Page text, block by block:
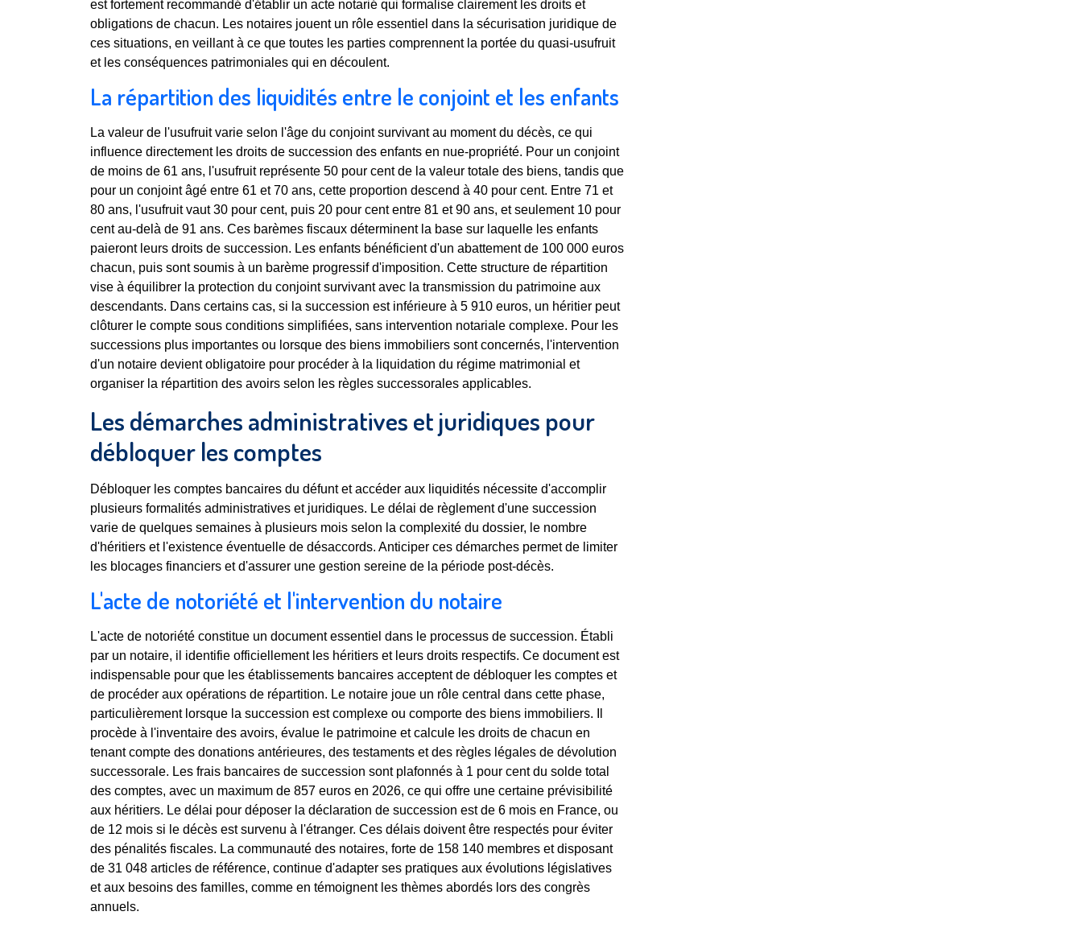
est fortement recommandé d'établir un acte notarié qui formalise clairement les droits et
obligations de chacun. Les notaires jouent un rôle essentiel dans la sécurisation juridique de
ces situations, en veillant à ce que toutes les parties comprennent la portée du quasi-usufruit
et les conséquences patrimoniales qui en découlent.
La répartition des liquidités entre le conjoint et les enfants
La valeur de l'usufruit varie selon l'âge du conjoint survivant au moment du décès, ce qui
influence directement les droits de succession des enfants en nue-propriété. Pour un conjoint
de moins de 61 ans, l'usufruit représente 50 pour cent de la valeur totale des biens, tandis que
pour un conjoint âgé entre 61 et 70 ans, cette proportion descend à 40 pour cent. Entre 71 et
80 ans, l'usufruit vaut 30 pour cent, puis 20 pour cent entre 81 et 90 ans, et seulement 10 pour
cent au-delà de 91 ans. Ces barèmes fiscaux déterminent la base sur laquelle les enfants
paieront leurs droits de succession. Les enfants bénéficient d'un abattement de 100 000 euros
chacun, puis sont soumis à un barème progressif d'imposition. Cette structure de répartition
vise à équilibrer la protection du conjoint survivant avec la transmission du patrimoine aux
descendants. Dans certains cas, si la succession est inférieure à 5 910 euros, un héritier peut
clôturer le compte sous conditions simplifiées, sans intervention notariale complexe. Pour les
successions plus importantes ou lorsque des biens immobiliers sont concernés, l'intervention
d'un notaire devient obligatoire pour procéder à la liquidation du régime matrimonial et
organiser la répartition des avoirs selon les règles successorales applicables.
Les démarches administratives et juridiques pour
débloquer les comptes
Débloquer les comptes bancaires du défunt et accéder aux liquidités nécessite d'accomplir
plusieurs formalités administratives et juridiques. Le délai de règlement d'une succession
varie de quelques semaines à plusieurs mois selon la complexité du dossier, le nombre
d'héritiers et l'existence éventuelle de désaccords. Anticiper ces démarches permet de limiter
les blocages financiers et d'assurer une gestion sereine de la période post-décès.
L'acte de notoriété et l'intervention du notaire
L'acte de notoriété constitue un document essentiel dans le processus de succession. Établi
par un notaire, il identifie officiellement les héritiers et leurs droits respectifs. Ce document est
indispensable pour que les établissements bancaires acceptent de débloquer les comptes et
de procéder aux opérations de répartition. Le notaire joue un rôle central dans cette phase,
particulièrement lorsque la succession est complexe ou comporte des biens immobiliers. Il
procède à l'inventaire des avoirs, évalue le patrimoine et calcule les droits de chacun en
tenant compte des donations antérieures, des testaments et des règles légales de dévolution
successorale. Les frais bancaires de succession sont plafonnés à 1 pour cent du solde total
des comptes, avec un maximum de 857 euros en 2026, ce qui offre une certaine prévisibilité
aux héritiers. Le délai pour déposer la déclaration de succession est de 6 mois en France, ou
de 12 mois si le décès est survenu à l'étranger. Ces délais doivent être respectés pour éviter
des pénalités fiscales. La communauté des notaires, forte de 158 140 membres et disposant
de 31 048 articles de référence, continue d'adapter ses pratiques aux évolutions législatives
et aux besoins des familles, comme en témoignent les thèmes abordés lors des congrès
annuels.